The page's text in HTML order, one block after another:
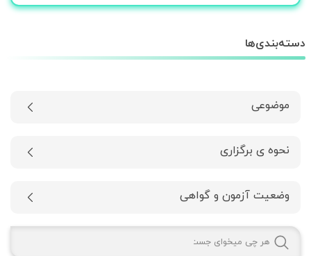
دسته‌بندی‌ها
موضوعی
نحوه ی برگزاری
وضعیت آزمون و گواهی